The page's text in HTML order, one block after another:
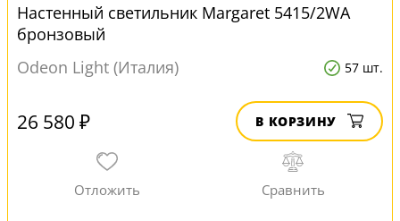
Настенный светильник Margaret 5415/2WA
бронзовый
Odeon Light (Италия)
57 шт.
26 580 ₽ В КОРЗИНУ